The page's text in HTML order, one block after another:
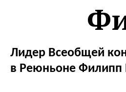
Лидер Всеобщей
в Реюньоне Филипп